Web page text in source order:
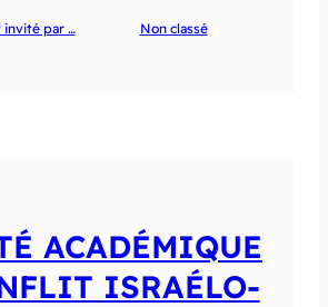
invité par … Non classé
ACADÉMIQUE
ISRAÉLO-